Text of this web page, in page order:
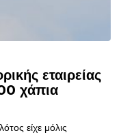
εταιρείας
χάπια
είχε μόλις